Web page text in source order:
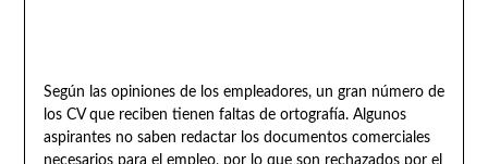
Según las opiniones de los empleadores, un gran número de
los CV que reciben tienen faltas de ortografía. Algunos
aspirantes no saben redactar los documentos comerciales
necesarios para el empleo, por lo que son rechazados por el